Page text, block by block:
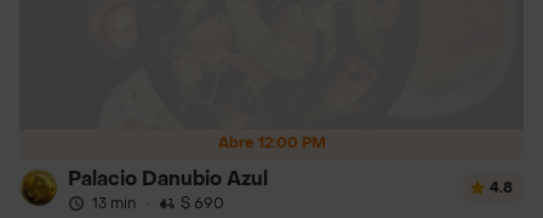
Abre 12:00 PM
Palacio Danubio Azul
13 min · $ 690
4.8